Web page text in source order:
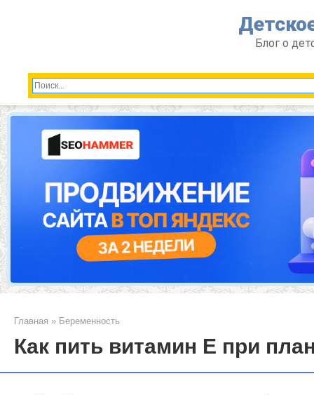
Блог о
Главная » Беременность
Как пить витамин Е при